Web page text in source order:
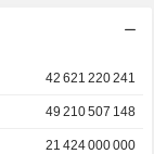
42 621 220 241
49 210 507 148
21 424 000 000